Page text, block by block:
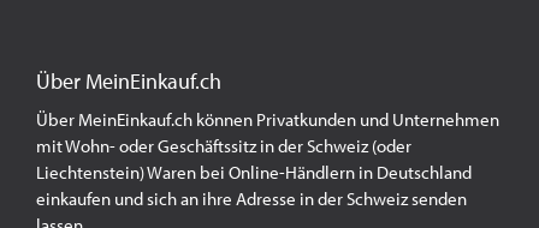
Über MeinEinkauf.ch
Über MeinEinkauf.ch können Privatkunden und Unternehmen
mit Wohn- oder Geschäftssitz in der Schweiz (oder
Liechtenstein) Waren bei Online-Händlern in Deutschland
einkaufen und sich an ihre Adresse in der Schweiz senden